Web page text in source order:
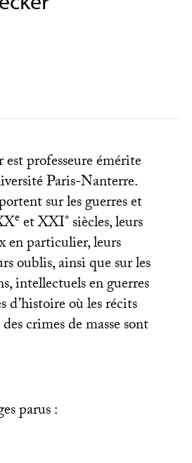
professeure émérite
Paris-Nanterre.
sur les guerres et
eetXXI° siècles, leurs
en particulier, leurs
oublis, ainsi que sur les
intellectuels en guerres
d’histoire où les récits
crimes de masse sont
parus :